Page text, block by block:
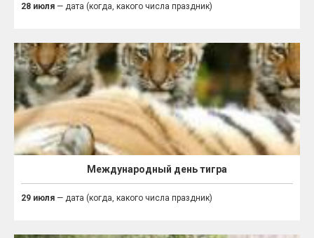
28 июля — дата (когда, какого числа праздник)
Международный день тигра
29 июля — дата (когда, какого числа праздник)